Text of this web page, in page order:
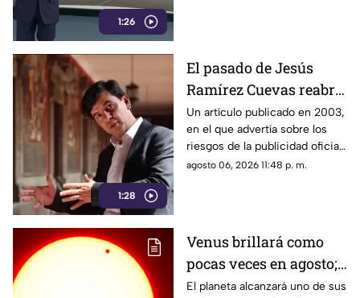
1:26
1:28
El pasado de Jesús
Ramírez Cuevas reabre
el debate sobre la
censura
Un artículo publicado en 2003,
en el que advertía sobre los
riesgos de la publicidad oficial
y la censura a los medios
agosto 06, 2026 11:48 p. m.
Venus brillará como
pocas veces en agosto;
a esta hora podrás
El planeta alcanzará uno de sus